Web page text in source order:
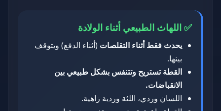
✅ اللهاث الطبيعي أثناء الولادة
يحدث فقط أثناء التقلصات (أثناء الدفع) ويتوقف
بينها.
القطة تستريح وتتنفس بشكل طبيعي بين
الانقباضات.
اللسان وردي، اللثة وردية زاهية.